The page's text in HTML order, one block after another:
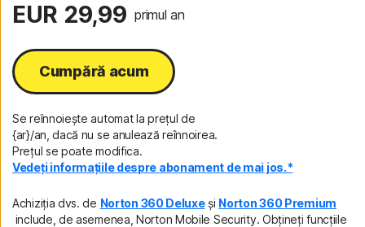
EUR 29,99 primul an
Cumpără acum
Se reînnoiește automat la prețul de
{ar}/an, dacă nu se anulează reînnoirea.
Prețul se poate modifica.
Vedeți informațiile despre abonament de mai jos.*
Achiziția dvs. de Norton 360 Deluxeși Norton 360 Premium
include, de asemenea, Norton Mobile Security. Obțineți funcțiile